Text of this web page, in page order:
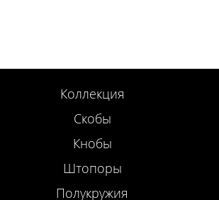
Коллекция
Скобы
Кнобы
Штопоры
Полукружия